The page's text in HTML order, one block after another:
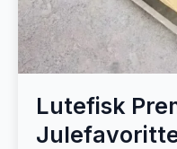
Lutefisk